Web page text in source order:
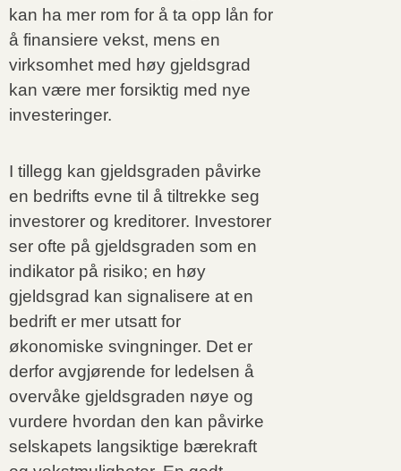
kan ha mer rom for å ta opp lån for
å finansiere vekst, mens en
virksomhet med høy gjeldsgrad
kan være mer forsiktig med nye
investeringer.
I tillegg kan gjeldsgraden påvirke
en bedrifts evne til å tiltrekke seg
investorer og kreditorer. Investorer
ser ofte på gjeldsgraden som en
indikator på risiko; en høy
gjeldsgrad kan signalisere at en
bedrift er mer utsatt for
økonomiske svingninger. Det er
derfor avgjørende for ledelsen å
overvåke gjeldsgraden nøye og
vurdere hvordan den kan påvirke
selskapets langsiktige bærekraft